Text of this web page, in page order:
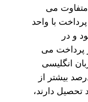
می
با واحد
و در
پرداخت می
انگلیسی
تحصیل دارند 30 تا 50 درصد بیشتر از
دارند،